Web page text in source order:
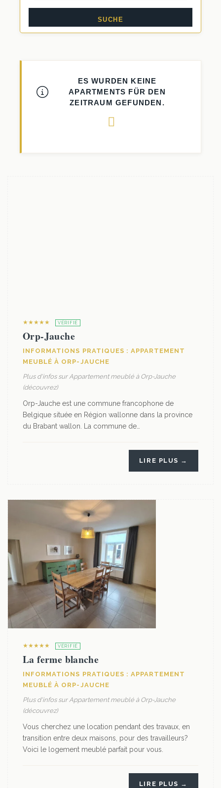
★★★★★ VÉRIFIÉ
Orp-Jauche
INFORMATIONS PRATIQUES : APPARTEMENT
MEUBLÉ À ORP-JAUCHE
Plus d'infos sur Appartement meublé à Orp-Jauche
(découvrez)
Orp-Jauche est une commune francophone de
Belgique située en Région wallonne dans la province
du Brabant wallon. La commune de…
LIRE PLUS →
★★★★★ VÉRIFIÉ
La ferme blanche
INFORMATIONS PRATIQUES : APPARTEMENT
MEUBLÉ À ORP-JAUCHE
Plus d'infos sur Appartement meublé à Orp-Jauche
(découvrez)
Vous cherchez une location pendant des travaux, en
transition entre deux maisons, pour des travailleurs?
Voici le logement meublé parfait pour vous.
LIRE PLUS →